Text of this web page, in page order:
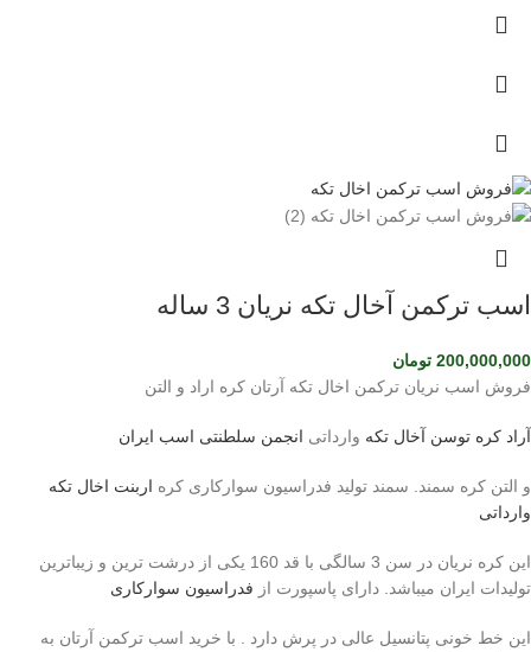
اسب ترکمن آخال تکه نریان 3 ساله
200,000,000 تومان
فروش اسب نریان ترکمن اخال تکه آرتان کره اراد و التن
آراد کره توسن آخال تکه وارداتی انجمن سلطنتی اسب ایران
و التن کره سمند. سمند تولید فدراسیون سوارکاری کره اربنت اخال تکه
وارداتی
این کره نریان در سن 3 سالگی با قد 160 یکی از درشت ترین و زیباترین
تولیدات ایران میباشد. دارای پاسپورت از فدراسیون سوارکاری
این خط خونی پتانسیل عالی در پرش دارد . با خرید اسب ترکمن آرتان به